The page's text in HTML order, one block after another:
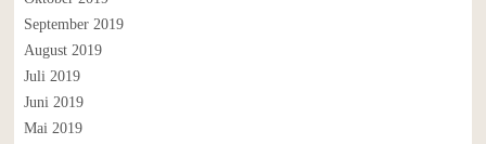
September 2019
August 2019
Juli 2019
Juni 2019
Mai 2019